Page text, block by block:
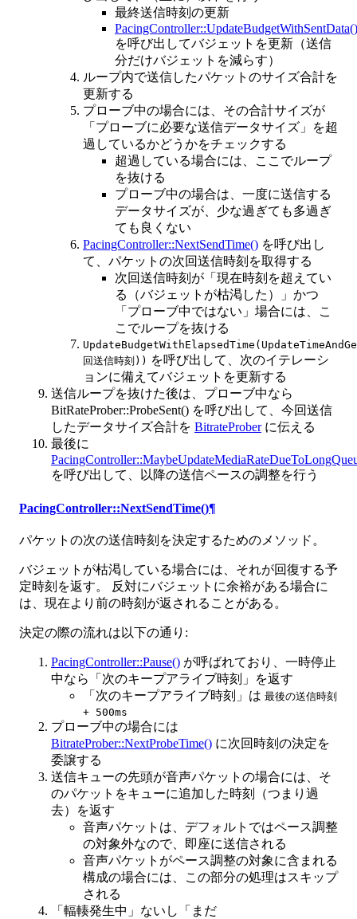
最終送信時刻の更新
PacingController::UpdateBudgetWithSentData()
を呼び出してバジェットを更新（送信
分だけバジェットを減らす）
ループ内で送信したパケットのサイズ合計を
更新する
プローブ中の場合には、その合計サイズが
「プローブに必要な送信データサイズ」を超
過しているかどうかをチェックする
超過している場合には、ここでループ
を抜ける
プローブ中の場合は、一度に送信する
データサイズが、少な過ぎても多過ぎ
ても良くない
PacingController::NextSendTime() を呼び出し
て、パケットの次回送信時刻を取得する
次回送信時刻が「現在時刻を超えてい
る（バジェットが枯渇した）」かつ
「プローブ中ではない」場合には、こ
こでループを抜ける
回送信時刻)) を呼び出して、次のイテレーシ
ョンに備えてバジェットを更新する
送信ループを抜けた後は、プローブ中なら
BitRateProber::ProbeSent() を呼び出して、今回送信
したデータサイズ合計を BitrateProberに伝える
最後に
を呼び出して、以降の送信ペースの調整を行う
PacingController::NextSendTime()¶
パケットの次の送信時刻を決定するためのメソッド。
バジェットが枯渇している場合には、それが回復する予
定時刻を返す。 反対にバジェットに余裕がある場合に
は、現在より前の時刻が返されることがある。
決定の際の流れは以下の通り:
PacingController::Pause() が呼ばれており、一時停止
中なら「次のキープアライブ時刻」を返す
「次のキープアライブ時刻」は 最後の送信時刻
+ 500ms
プローブ中の場合には
BitrateProber::NextProbeTime() に次回時刻の決定を
委譲する
送信キューの先頭が音声パケットの場合には、そ
のパケットをキューに追加した時刻（つまり過
去）を返す
音声パケットは、デフォルトではペース調整
の対象外なので、即座に送信される
音声パケットがペース調整の対象に含まれる
構成の場合には、この部分の処理はスキップ
される
「輻輳発生中」ないし「まだ